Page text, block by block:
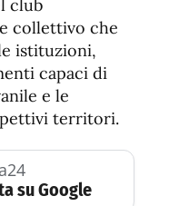
club
collettivo che
istituzioni,
capaci di
e le
territori.
su Google